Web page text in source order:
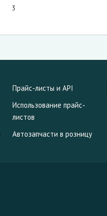
3
Прайс-листы и API
Использование прайс-
листов
Автозапчасти в розницу